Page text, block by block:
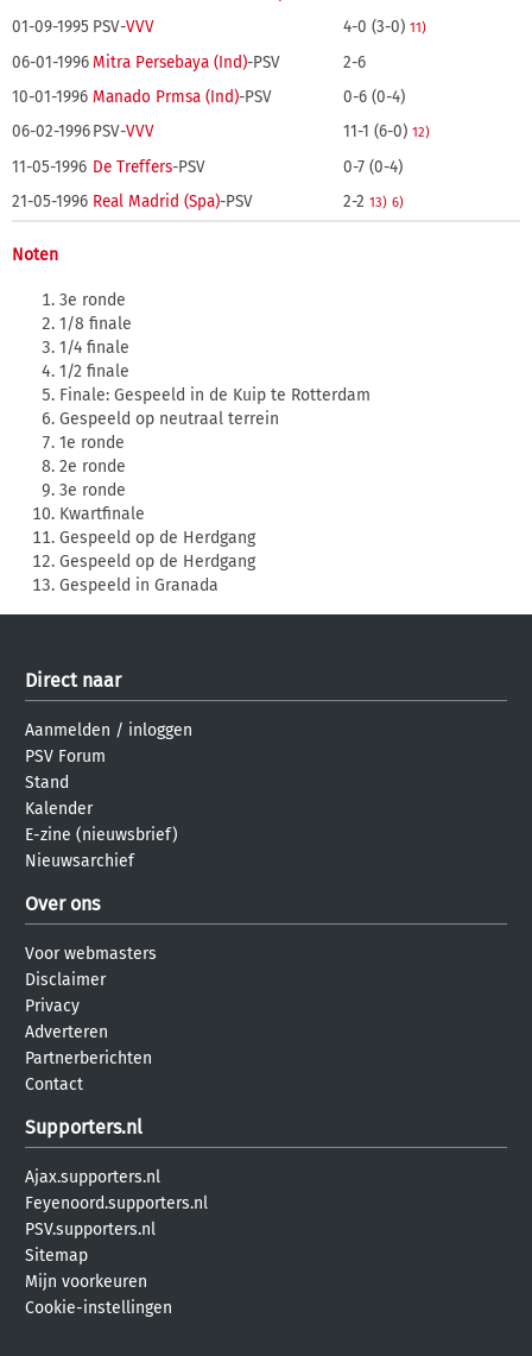
01-09-1995 PSV-VVV 4-0 (3-0) 11)
06-01-1996Mitra Persebaya (Ind)-PSV
2-6
10-01-1996 Manado Prmsa (Ind)-PSV
0-6 (0-4)
06-02-1996PSV-VVV 11-1 (6-0) 12)
11-05-1996 De Treffers-PSV
0-7 (0-4)
21-05-1996 Real Madrid (Spa)-PSV 2-2 13) 6)
Noten
3e ronde
1/8 finale
1/4 finale
1/2 finale
Finale: Gespeeld in de Kuip te Rotterdam
Gespeeld op neutraal terrein
1e ronde
2e ronde
3e ronde
Kwartfinale
Gespeeld op de Herdgang
Gespeeld op de Herdgang
Gespeeld in Granada
Direct naar
Aanmelden / inloggen
PSV Forum
Stand
Kalender
E-zine (nieuwsbrief)
Nieuwsarchief
Over ons
Voor webmasters
Disclaimer
Privacy
Adverteren
Partnerberichten
Contact
Supporters.nl
Ajax.supporters.nl
Feyenoord.supporters.nl
PSV.supporters.nl
Sitemap
Mijn voorkeuren
Cookie-instellingen